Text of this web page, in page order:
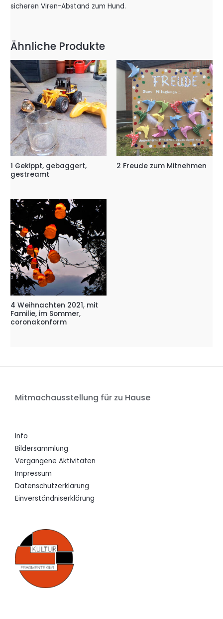
sicheren Viren-Abstand zum Hund.
Ähnliche Produkte
1 Gekippt, gebaggert,
gestreamt
2 Freude zum Mitnehmen
4 Weihnachten 2021, mit
Familie, im Sommer,
coronakonform
Mitmachausstellung für zu Hause
Info
Bildersammlung
Vergangene Aktivitäten
Impressum
Datenschutzerklärung
Einverständniserklärung